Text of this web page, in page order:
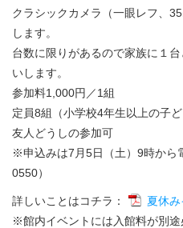
クラシックカメラ（一眼レフ、
します。
台数に限りがあるので家族に１
いします。
参加料1,000円／1組
定員8組（小学校4年生以上の子
友人どうしの参加可
※申込みは7月5日（土）9時から
0550）
詳しいことはコチラ：
夏休
※館内イベントには入館料が別途